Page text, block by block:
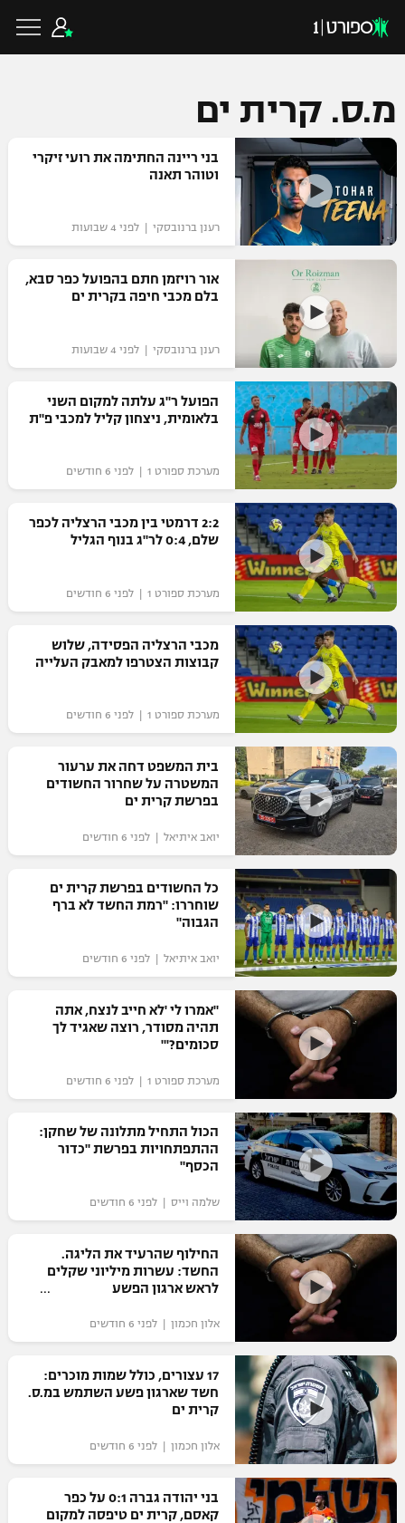
VOD
רץ ברשת
תוצאות
לוח שידורים
ברחבה
"מעל הליגה" – פודקאסט
"מחצית בשכונה" – פודקאסט
משתתפים וזוכים בפרסים
תקנון משתתפים וזוכים בפרסים
תקנון עבור פעילות אלקטרה
תקנון עבור פעילות ספורט 1 – "מרלן"
טניס
גיימינג E-Sports
תנאי שימוש
מדיניות פרטיות
תקנון פעילות ספורט 1
רשיון להקרנה פומבית לבית עסק
הצטרפות לחבילת הערוצים
לוח דרושים – ג'ובנט
תגיות
המגזין
כדורגל ישראלי
ליגת העל
גביע הטוטו
ליגיונרים
גביע המדינה
נבחרת ישראל
מכבי חיפה
בית"ר ירושלים
מכבי תל אביב
הפועל תל אביב
הפועל חיפה
הפועל באר שבע
מכבי נתניה
בני יהודה
כדורגל עולמי
ליגת האלופות
ליגה אירופית
ליגה אנגלית
ליגה גרמנית
ליגה ספרדית
ליגה איטלקית
ליגה צרפתית
ליגה הולנדית
ליגה סינית
ליגה ברזילאית
ליגות נוספות
כדורסל ישראלי
ליגת ווינר סל
ליגה לאומית
כדורסל נשים
מכבי תל אביב
הפועל חולון
הפועל ירושלים
דני אבדיה
כדורסל עולמי
NBA
יורוליג
יורוקאפ
ענפים נוספים
טניס
כדוריד
כדורעף
שחייה
ג'ודו
אגרוף
ספורט אולימפי
UFC
היאבקות WWE
אופניים
ספורט מוטורי
כדורמים
פוטבול אמריקאי NFL
בייסבול MLB
ספורט אתגרי ואקסטרים
אומנויות לחימה
גיימינג E-Sports
מ.ס. קרית ים
בני ריינה החתימה את רועי זיקרי
וטוהר תאנה
רענן ברנובסקי | לפני 4 שבועות
אור רויזמן חתם בהפועל כפר סבא,
בלם מכבי חיפה בקרית ים
רענן ברנובסקי | לפני 4 שבועות
הפועל ר"ג עלתה למקום השני
בלאומית, ניצחון קליל למכבי פ"ת
מערכת ספורט 1 | לפני 6 חודשים
2:2 דרמטי בין מכבי הרצליה לכפר
שלם, 0:4 לר"ג בנוף הגליל
מערכת ספורט 1 | לפני 6 חודשים
מכבי הרצליה הפסידה, שלוש
קבוצות הצטרפו למאבק העלייה
מערכת ספורט 1 | לפני 6 חודשים
בית המשפט דחה את ערעור
המשטרה על שחרור החשודים
בפרשת קרית ים
יואב איתיאל | לפני 6 חודשים
כל החשודים בפרשת קרית ים
שוחררו: "רמת החשד לא ברף
הגבוה"
יואב איתיאל | לפני 6 חודשים
"אמרו לי 'לא חייב לנצח, אתה
תהיה מסודר, רוצה שאגיד לך
סכומים?'"
מערכת ספורט 1 | לפני 6 חודשים
הכול התחיל מתלונה של שחקן:
ההתפתחויות בפרשת "כדור
הכסף"
שלמה וייס | לפני 6 חודשים
החילוף שהרעיד את הליגה.
החשד: עשרות מיליוני שקלים
לראש ארגון הפשע
אלון חכמון | לפני 6 חודשים
17 עצורים, כולל שמות מוכרים:
חשד שארגון פשע השתמש במ.ס.
קרית ים
אלון חכמון | לפני 6 חודשים
בני יהודה גברה 0:1 על כפר
קאסם, קרית ים טיפסה למקום